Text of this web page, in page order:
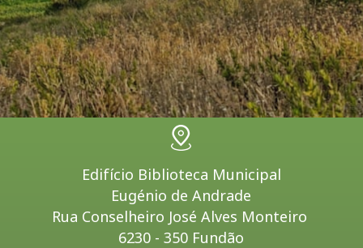
Edifício Biblioteca Municipal
Eugénio de Andrade
Rua Conselheiro José Alves Monteiro
6230 - 350 Fundão